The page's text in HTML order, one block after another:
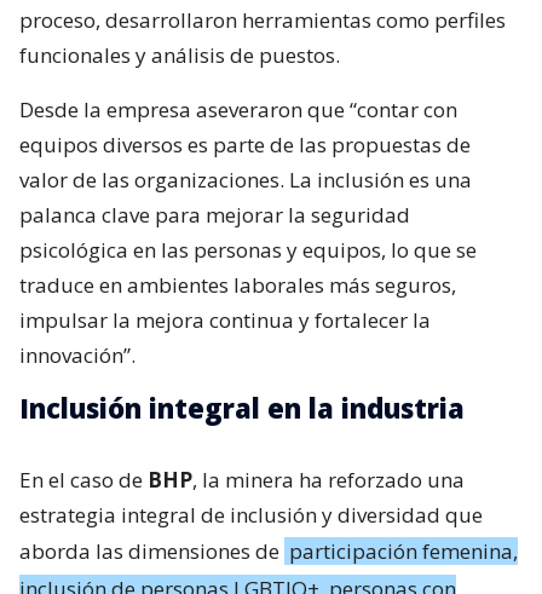
proceso, desarrollaron herramientas como perfiles
funcionales y análisis de puestos.
Desde la empresa aseveraron que “contar con
equipos diversos es parte de las propuestas de
valor de las organizaciones. La inclusión es una
palanca clave para mejorar la seguridad
psicológica en las personas y equipos, lo que se
traduce en ambientes laborales más seguros,
impulsar la mejora continua y fortalecer la
innovación”.
Inclusión integral en la industria
En el caso de BHP, la minera ha reforzado una
estrategia integral de inclusión y diversidad que
aborda las dimensiones de participación femenina,
inclusión de personas LGBTIQ+, personas con